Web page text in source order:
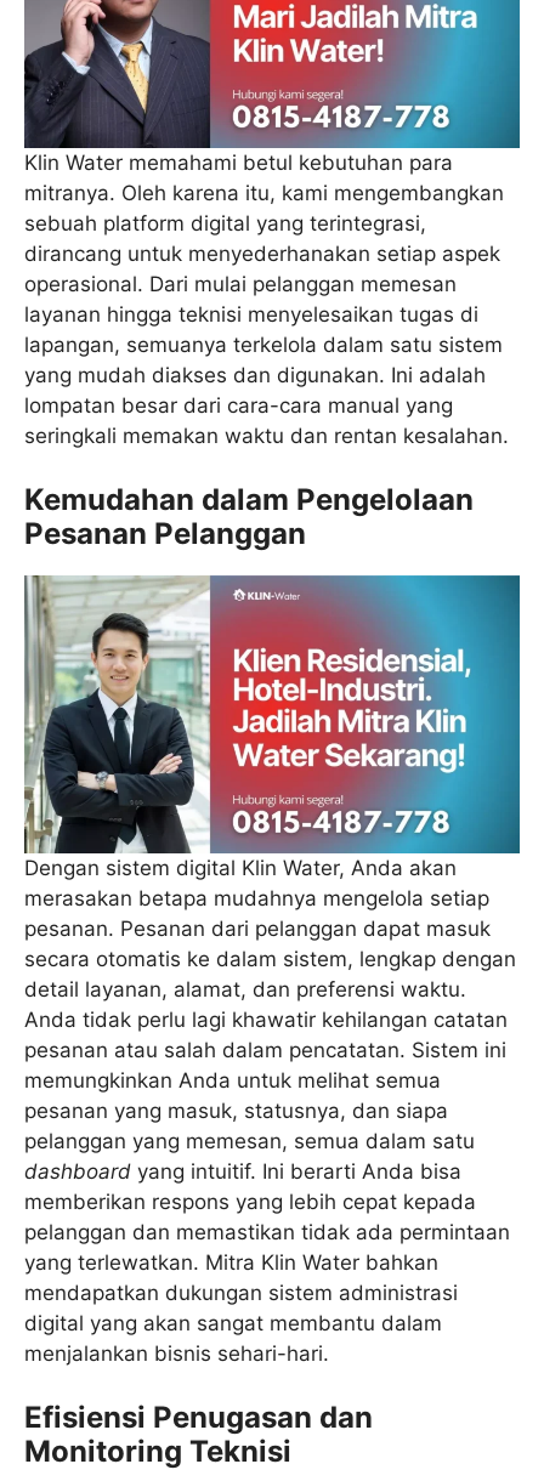
Klin Water memahami betul kebutuhan para
mitranya. Oleh karena itu, kami mengembangkan
sebuah platform digital yang terintegrasi,
dirancang untuk menyederhanakan setiap aspek
operasional. Dari mulai pelanggan memesan
layanan hingga teknisi menyelesaikan tugas di
lapangan, semuanya terkelola dalam satu sistem
yang mudah diakses dan digunakan. Ini adalah
lompatan besar dari cara-cara manual yang
seringkali memakan waktu dan rentan kesalahan.
Kemudahan dalam Pengelolaan
Pesanan Pelanggan
Dengan sistem digital Klin Water, Anda akan
merasakan betapa mudahnya mengelola setiap
pesanan. Pesanan dari pelanggan dapat masuk
secara otomatis ke dalam sistem, lengkap dengan
detail layanan, alamat, dan preferensi waktu.
Anda tidak perlu lagi khawatir kehilangan catatan
pesanan atau salah dalam pencatatan. Sistem ini
memungkinkan Anda untuk melihat semua
pesanan yang masuk, statusnya, dan siapa
pelanggan yang memesan, semua dalam satu
dashboard yang intuitif. Ini berarti Anda bisa
memberikan respons yang lebih cepat kepada
pelanggan dan memastikan tidak ada permintaan
yang terlewatkan. Mitra Klin Water bahkan
mendapatkan dukungan sistem administrasi
digital yang akan sangat membantu dalam
menjalankan bisnis sehari-hari.
Efisiensi Penugasan dan
Monitoring Teknisi